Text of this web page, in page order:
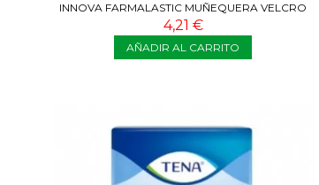
INNOVA FARMALASTIC MUÑEQUERA VELCRO
BEIGE T2
4,21 €
AÑADIR AL CARRITO